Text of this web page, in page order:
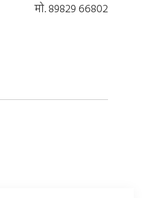
मो. 89829 66802